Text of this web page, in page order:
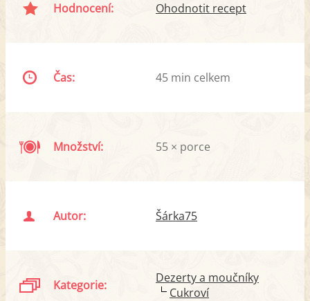
Hodnocení: Ohodnotit recept
Čas: 45 min celkem
Množství: 55 × porce
Autor: Šárka75
Kategorie:
Dezerty a moučníky
Cukroví